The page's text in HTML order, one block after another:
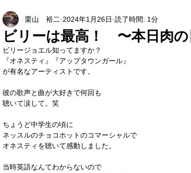
ワインについて
ビリーは最高！ 〜本日肉の
栗山 裕二 2024年1月26日 読了時間: 1分
ビリージョエル知ってますか？
『オネスティ』『アップタウンガール』
が有名なアーティストです。
彼の歌声と曲が大好きで何回も
聴いて涙して。笑
ちょうど中学生の頃に
ネッスルのチョコホットのコマーシャルで
オネスティを聴いて感動しました。
当時英語なんてわからないので